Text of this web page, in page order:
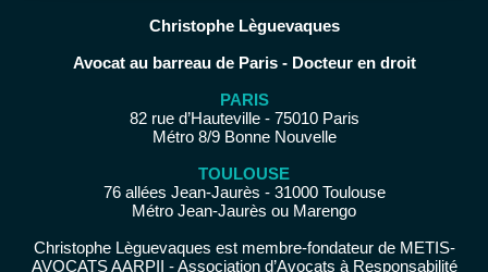
Christophe Lèguevaques
Avocat au barreau de Paris - Docteur en droit
PARIS
82 rue d’Hauteville - 75010 Paris
Métro 8/9 Bonne Nouvelle
TOULOUSE
76 allées Jean-Jaurès - 31000 Toulouse
Métro Jean-Jaurès ou Marengo
Christophe Lèguevaques est membre-fondateur de METIS-
AVOCATS AARPII - Association d’Avocats à Responsabilité